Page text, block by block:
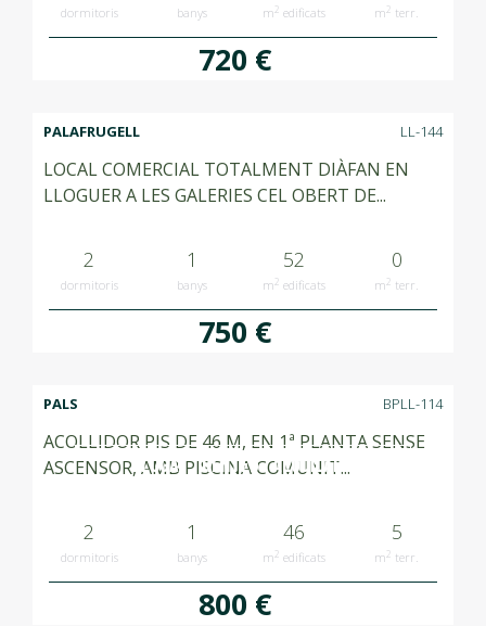
dormitoris banys m2 edificats m2 terr.
720 €
PALAFRUGELL LL-144
LOCAL COMERCIAL TOTALMENT DIÀFAN EN
LLOGUER A LES GALERIES CEL OBERT DE...
2
dormitoris
1
banys
52
m2 edificats
0
m2 terr.
750 €
LLOGAT RENTED ALQUILADO
PALS BPLL-114
ACOLLIDOR PIS DE 46 M, EN 1ª PLANTA SENSE
ASCENSOR, AMB PISCINA COMUNIT...
2
dormitoris
1
banys
46
m2 edificats
5
m2 terr.
800 €